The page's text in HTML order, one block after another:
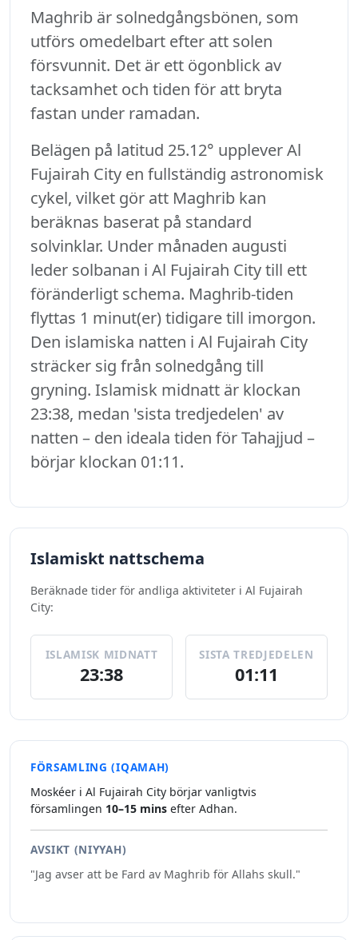
Maghrib är solnedgångsbönen, som
utförs omedelbart efter att solen
försvunnit. Det är ett ögonblick av
tacksamhet och tiden för att bryta
fastan under ramadan.
Belägen på latitud 25.12° upplever Al
Fujairah City en fullständig astronomisk
cykel, vilket gör att Maghrib kan
beräknas baserat på standard
solvinklar. Under månaden augusti
leder solbanan i Al Fujairah City till ett
föränderligt schema. Maghrib-tiden
flyttas 1 minut(er) tidigare till imorgon.
Den islamiska natten i Al Fujairah City
sträcker sig från solnedgång till
gryning. Islamisk midnatt är klockan
23:38, medan 'sista tredjedelen' av
natten – den ideala tiden för Tahajjud –
börjar klockan 01:11.
Islamiskt nattschema
Beräknade tider för andliga aktiviteter i Al Fujairah
City:
ISLAMISK MIDNATT
23:38
SISTA TREDJEDELEN
01:11
FÖRSAMLING (IQAMAH)
Moskéer i Al Fujairah City börjar vanligtvis
församlingen 10–15 mins efter Adhan.
AVSIKT (NIYYAH)
"Jag avser att be Fard av Maghrib för Allahs skull."